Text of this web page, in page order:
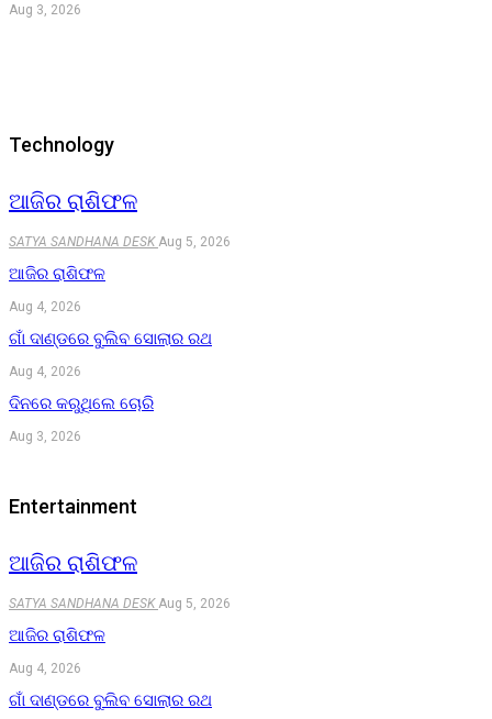
Aug 3, 2026
Technology
ଆଜିର ରାଶିଫଳ
SATYA SANDHANA DESK Aug 5, 2026
ଆଜିର ରାଶିଫଳ
Aug 4, 2026
ଗାଁ ଦାଣ୍ଡରେ ବୁଲିବ ସୋଲାର ରଥ
Aug 4, 2026
ଦିନରେ କରୁଥିଲେ ଚୋରି
Aug 3, 2026
Entertainment
ଆଜିର ରାଶିଫଳ
SATYA SANDHANA DESK Aug 5, 2026
ଆଜିର ରାଶିଫଳ
Aug 4, 2026
ଗାଁ ଦାଣ୍ଡରେ ବୁଲିବ ସୋଲାର ରଥ